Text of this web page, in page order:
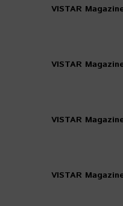
VISTAR
VISTAR
VISTAR
VISTAR